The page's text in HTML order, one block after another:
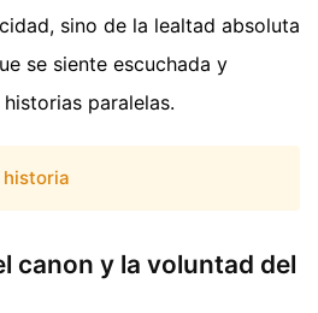
sino de la lealtad absoluta
se siente escuchada y
paralelas.
canon y la voluntad del